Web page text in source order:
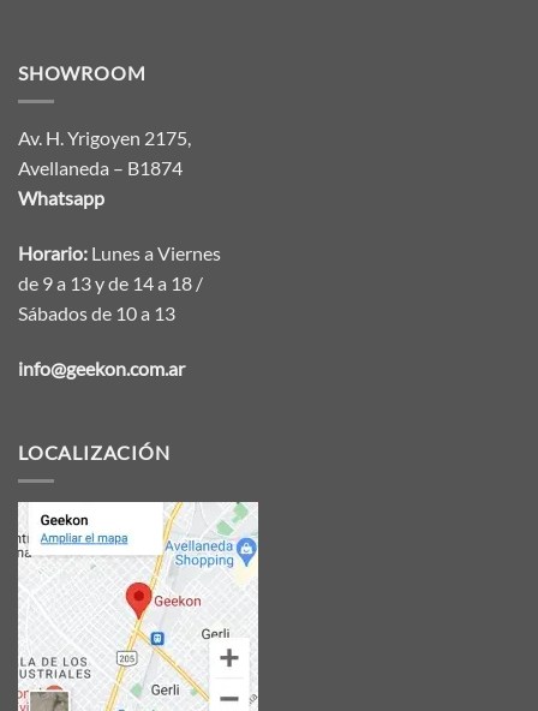
SHOWROOM
Av. H. Yrigoyen 2175,
Avellaneda – B1874
Whatsapp
Horario: Lunes a Viernes
de 9 a 13 y de 14 a 18 /
Sábados de 10 a 13
info@geekon.com.ar
LOCALIZACIÓN